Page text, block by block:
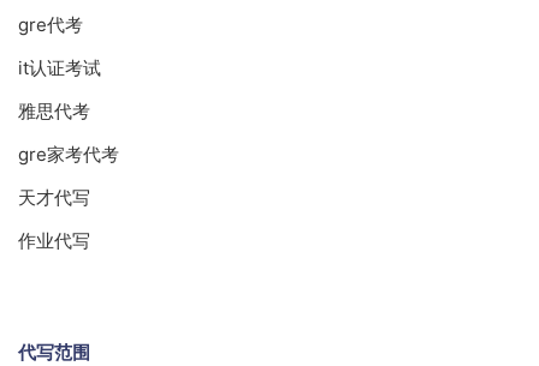
gre代考
it认证考试
雅思代考
gre家考代考
天才代写
作业代写
代写范围